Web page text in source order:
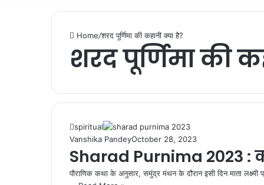
Home/शरद पूर्णिमा की कहानी क्या है?
शरद पूर्णिमा की
spiritual
Vanshika PandeyOctober 28, 2023
Sharad Purnima 2023
पौराणिक कथा के अनुसार, समुंद्र मंथन के दौरान इसी दिन माता लक्ष्मी